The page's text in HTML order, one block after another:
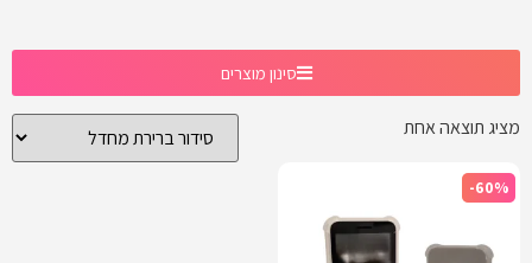
סינון מוצרים
מציג תוצאה אחת
-60%